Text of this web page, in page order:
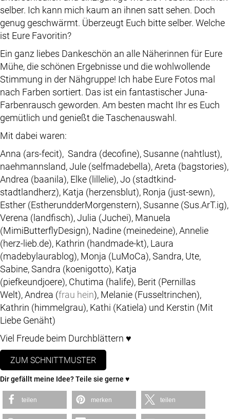
selber. Ich kann mich kaum an ihnen satt sehen. Doch
genug geschwärmt. Überzeugt Euch bitte selber. Welche
ist Eure Favoritin?
Ein ganz liebes Dankeschön an alle Näherinnen für Eure
Mühe, die schönen Ergebnisse und die wohlwollende
Stimmung in der Nähgruppe! Ich habe Eure Fotos mal
nach Farben sortiert. Das ist ein fantastischer Juna-
Farbenrausch geworden. Am besten macht Ihr es Euch
gemütlich und genießt die Taschenauswahl.
Mit dabei waren:
Anna (ars-fecit), Sandra (decofine), Susanne (nahtlust),
naehmannsland, Jule (selfmadebella), Areta (bagstories),
Andrea (baanila), Elke (lillelie), Jo (stadtkind-
stadtlandherz), Katja (herzensblut), Ronja (just-sewn),
Esther (EstherundderMorgenstern), Susanne (Sus.ArT.ig),
Verena (landfisch), Julia (Juchei), Manuela
(MimiButterflyDesign), Nadine (meinedeine), Annelie
(herz-lieb.de), Kathrin (handmade-kt), Laura
(madebylaurablog), Monja (LuMoCa), Sandra, Ute,
Sabine, Sandra (koenigotto), Katja
(piefkeundjoere), Chutima (halife), Berit (Pernillas
Welt), Andrea (frau hein), Melanie (Fusseltrinchen),
Kathrin (himmelgrau), Kathi (Katiela) und Kerstin (Mit
Liebe Genäht)
Viel Freude beim Durchblättern ♥
ZUM SCHNITTMUSTER
Dir gefällt meine Idee? Teile sie gerne ♥
teilen merken teilen